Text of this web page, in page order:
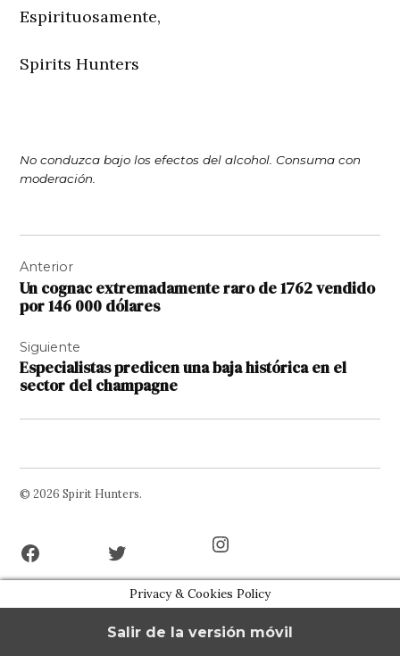
Espirituosamente,
Spirits Hunters
No conduzca bajo los efectos del alcohol. Consuma con
moderación.
de
entradas
Anterior
Un cognac extremadamente raro de 1762 vendido
por 146 000 dólares
Siguiente
Especialistas predicen una baja histórica en el
sector del champagne
© 2026 Spirit Hunters.
Privacy & Cookies Policy
Salir de la versión móvil